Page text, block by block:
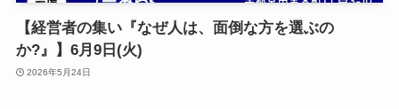
【経営者の集い『なぜ人は、面倒な方を選ぶの
か?』】6月9日(火)
2026年5月24日